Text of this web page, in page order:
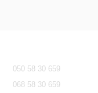
050 58 30 659
068 58 30 659